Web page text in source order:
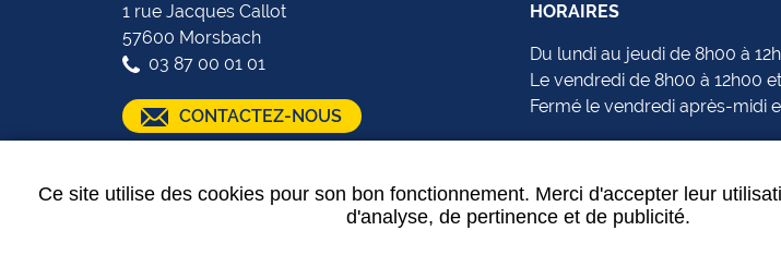
Ce site utilise des cookies pour son bon fonctionnement. Merci d'accepter leur
d'analyse, de pertinence et de publicité.
1 rue Jacques Callot
57600 Morsbach
03 87 00 01 01
CONTACTEZ-NOUS
HORAIRES
Du lundi au jeudi de 8h00 à
Le vendredi de 8h00 à 12h00
Fermé le vendredi après-midi